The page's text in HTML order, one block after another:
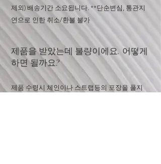
제외) 배송기간 소요됩니다. **단순변심, 통관지
연으로 인한 취소/환불 불가
​​제품을 받았는데 불량이에요. 어떻게
하면 될까요?
​제품 수령시 체인이나 스트랩등의 포장을 풀지